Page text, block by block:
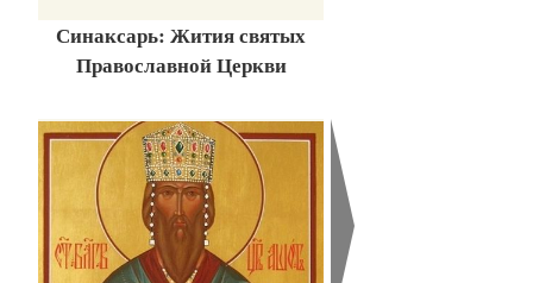
Синаксарь: Жития святых
Православной Церкви